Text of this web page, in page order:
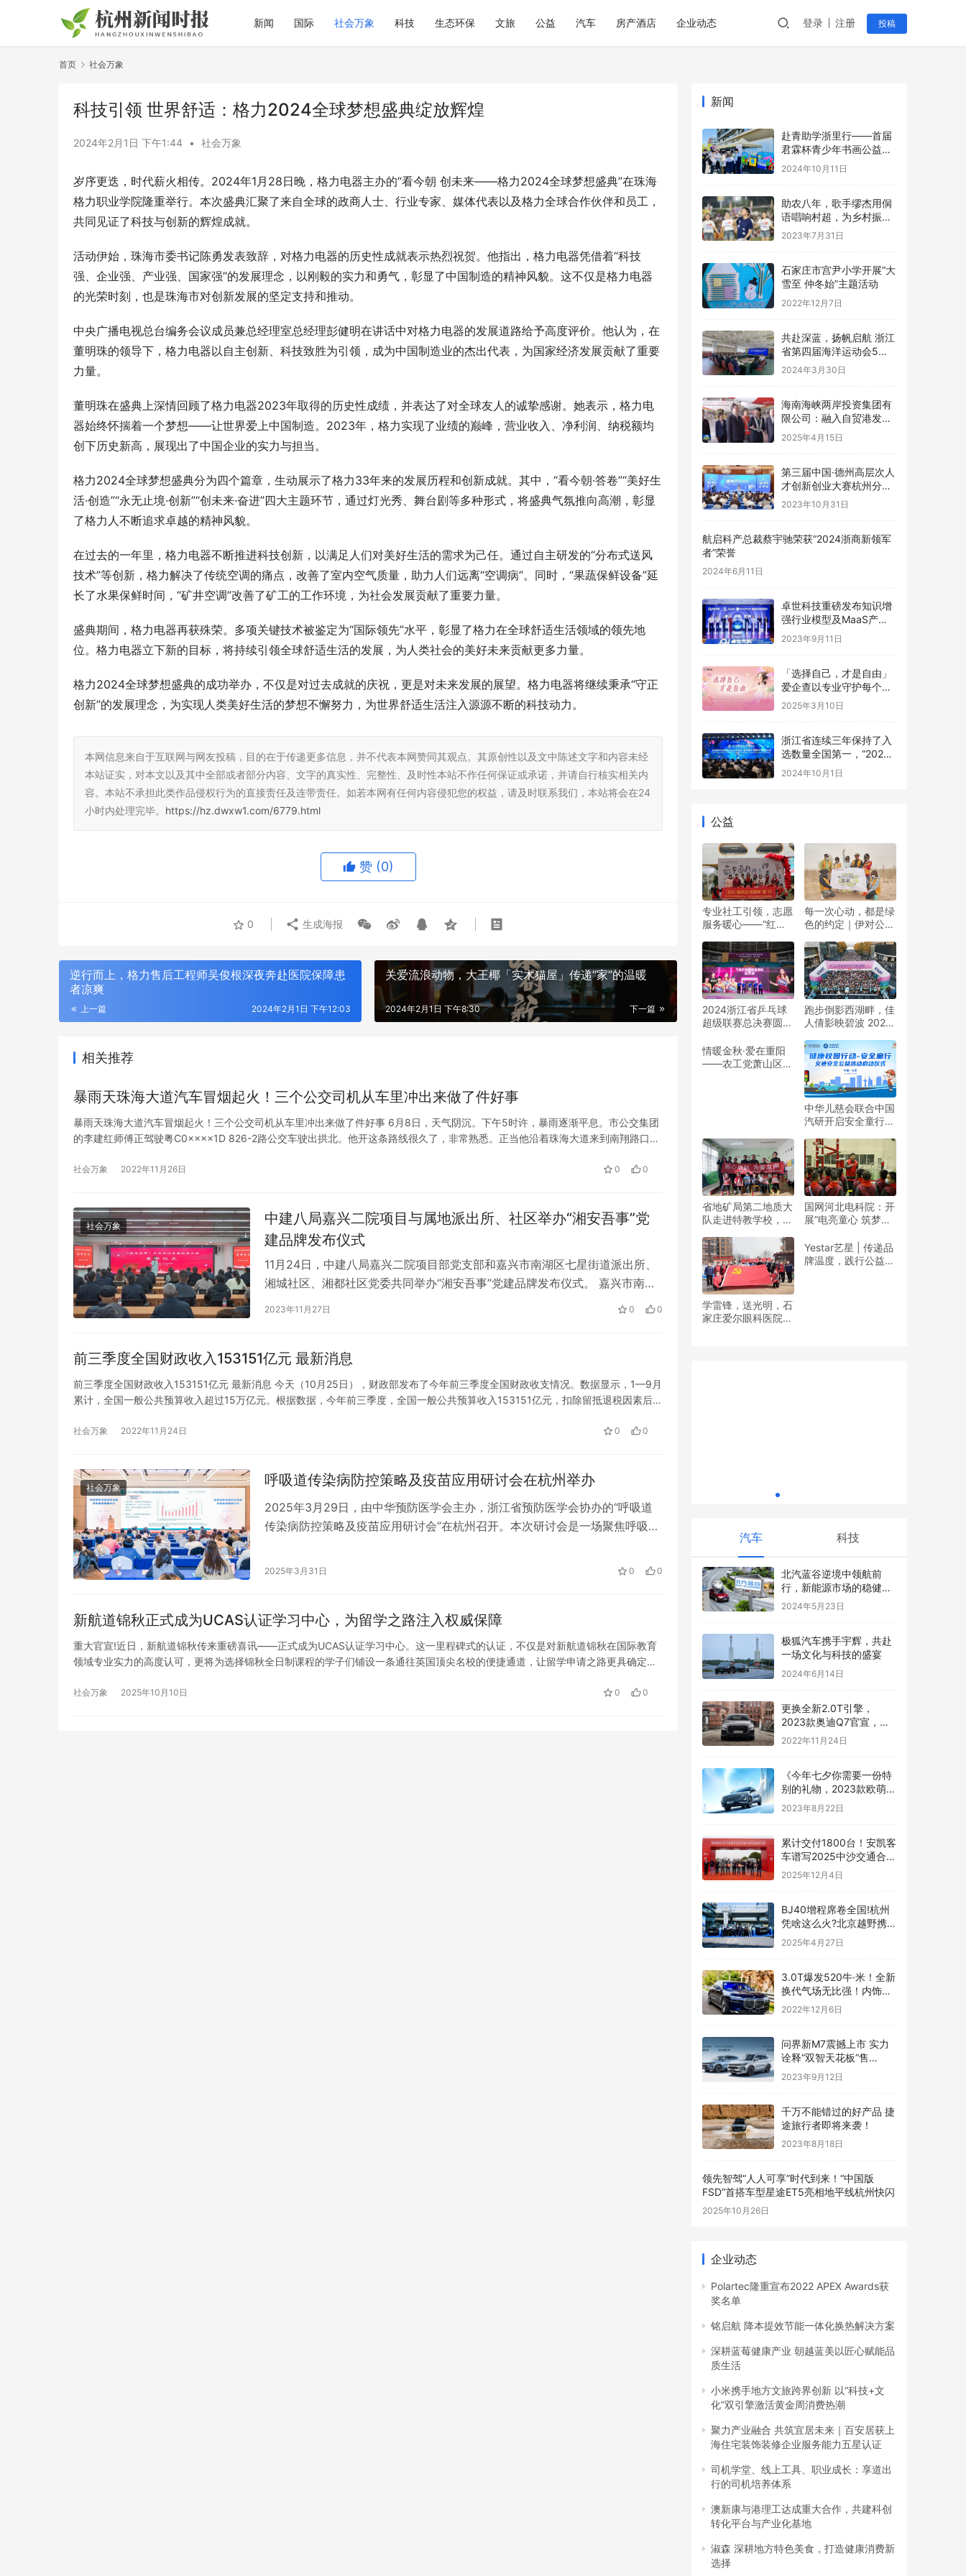
新闻 国际 社会万象 科技 生态环保 文旅 公益 汽车 房产酒店 企业动态 登录 注册 投稿
首页 社会万象
科技引领 世界舒适：格力2024全球梦想盛典绽放辉煌
2024年2月1日 下午1:44 • 社会万象
岁序更迭，时代薪火相传。2024年1月28日晚，格力电器主办的“看今朝 创未来——格力2024全球梦想盛典”在珠海
格力职业学院隆重举行。本次盛典汇聚了来自全球的政商人士、行业专家、媒体代表以及格力全球合作伙伴和员工，
共同见证了科技与创新的辉煌成就。
活动伊始，珠海市委书记陈勇发表致辞，对格力电器的历史性成就表示热烈祝贺。他指出，格力电器凭借着“科技
强、企业强、产业强、国家强”的发展理念，以刚毅的实力和勇气，彰显了中国制造的精神风貌。这不仅是格力电器
的光荣时刻，也是珠海市对创新发展的坚定支持和推动。
中央广播电视总台编务会议成员兼总经理室总经理彭健明在讲话中对格力电器的发展道路给予高度评价。他认为，在
董明珠的领导下，格力电器以自主创新、科技致胜为引领，成为中国制造业的杰出代表，为国家经济发展贡献了重要
力量。
董明珠在盛典上深情回顾了格力电器2023年取得的历史性成绩，并表达了对全球友人的诚挚感谢。她表示，格力电
器始终怀揣着一个梦想——让世界爱上中国制造。2023年，格力实现了业绩的巅峰，营业收入、净利润、纳税额均
创下历史新高，展现出了中国企业的实力与担当。
格力2024全球梦想盛典分为四个篇章，生动展示了格力33年来的发展历程和创新成就。其中，“看今朝·答卷”“美好生
活·创造”“永无止境·创新”“创未来·奋进”四大主题环节，通过灯光秀、舞台剧等多种形式，将盛典气氛推向高潮，彰显
了格力人不断追求卓越的精神风貌。
在过去的一年里，格力电器不断推进科技创新，以满足人们对美好生活的需求为己任。通过自主研发的“分布式送风
技术”等创新，格力解决了传统空调的痛点，改善了室内空气质量，助力人们远离“空调病”。同时，“果蔬保鲜设备”延
长了水果保鲜时间，“矿井空调”改善了矿工的工作环境，为社会发展贡献了重要力量。
盛典期间，格力电器再获殊荣。多项关键技术被鉴定为“国际领先”水平，彰显了格力在全球舒适生活领域的领先地
位。格力电器立下新的目标，将持续引领全球舒适生活的发展，为人类社会的美好未来贡献更多力量。
格力2024全球梦想盛典的成功举办，不仅是对过去成就的庆祝，更是对未来发展的展望。格力电器将继续秉承“守正
创新”的发展理念，为实现人类美好生活的梦想不懈努力，为世界舒适生活注入源源不断的科技动力。
本网信息来自于互联网与网友投稿，目的在于传递更多信息，并不代表本网赞同其观点。其原创性以及文中陈述文字和内容未经
本站证实，对本文以及其中全部或者部分内容、文字的真实性、完整性、及时性本站不作任何保证或承诺，并请自行核实相关内
容。本站不承担此类作品侵权行为的直接责任及连带责任。如若本网有任何内容侵犯您的权益，请及时联系我们，本站将会在24
小时内处理完毕。 https://hz.dwxw1.com/6779.html
赞 (0)
0 生成海报
逆行而上，格力售后工程师吴俊根深夜奔赴医院保障患
者凉爽
上一篇 2024年2月1日 下午12:03
关爱流浪动物，大王椰「实木猫屋」传递“家”的温暖
下一篇
2024年2月1日 下午8:30
相关推荐
暴雨天珠海大道汽车冒烟起火！三个公交司机从车里冲出来做了件好事
暴雨天珠海大道汽车冒烟起火！三个公交司机从车里冲出来做了件好事 6月8日，天气阴沉。下午5时许，暴雨逐渐平息。市公交集团
的李建红师傅正驾驶粤C0××××1D 826-2路公交车驶出拱北。他开这条路线很久了，非常熟悉。正当他沿着珠海大道来到南翔路口公
社会万象 2022年11月26日 0 0
社会万象
中建八局嘉兴二院项目与属地派出所、社区举办“湘安吾事”党
建品牌发布仪式
11月24日，中建八局嘉兴二院项目部党支部和嘉兴市南湖区七星街道派出所、
湘城社区、湘都社区党委共同举办“湘安吾事”党建品牌发布仪式。 嘉兴市南湖
区委常委、湘家荡区域（七星街道）党工委书记何珊瑚，南湖区副区长、公安
瑚表示，在…
2023年11月27日 0 0
前三季度全国财政收入153151亿元 最新消息
前三季度全国财政收入153151亿元 最新消息 今天（10月25日），财政部发布了今年前三季度全国财政收支情况。数据显示，1—9月
累计，全国一般公共预算收入超过15万亿元。根据数据，今年前三季度，全国一般公共预算收入153151亿元，扣除留抵退税因素后增
社会万象 2022年11月24日 0 0
社会万象 呼吸道传染病防控策略及疫苗应用研讨会在杭州举办
2025年3月29日，由中华预防医学会主办，浙江省预防医学会协办的“呼吸道
传染病防控策略及疫苗应用研讨会”在杭州召开。本次研讨会是一场聚焦呼吸道
染病的预防意识。会议汇聚了众多国内外知名专家学者、疾病预防控制领域相
2025年3月31日 0 0
新航道锦秋正式成为UCAS认证学习中心，为留学之路注入权威保障
重大官宣!近日，新航道锦秋传来重磅喜讯——正式成为UCAS认证学习中心。这一里程碑式的认证，不仅是对新航道锦秋在国际教育
领域专业实力的高度认可，更将为选择锦秋全日制课程的学子们铺设一条通往英国顶尖名校的便捷通道，让留学申请之路更具确定性
社会万象 2025年10月10日 0 0
新闻
赴青助学浙里行——首届
君霖杯青少年书画公益大
赛（青海站） –海西州中
小学生书画大赛公益活动
2024年10月11日
助农八年，歌手缪杰用侗
语唱响村超，为乡村振兴
呐喊助威
2023年7月31日
石家庄市宫尹小学开展“大
雪至 仲冬始”主题活动
2022年12月7日
共赴深蓝，扬帆启航 浙江
省第四届海洋运动会5月
舟山嵊泗举办
2024年3月30日
海南海峡两岸投资集团有
限公司：融入自贸港发
展，共筑产业新未来
2025年4月15日
第三届中国·德州高层次人
才创新创业大赛杭州分赛
成功举办
2023年10月31日
航启科产总裁蔡宇驰荣获“2024浙商新领军
者”荣誉
2024年6月11日
卓世科技重磅发布知识增
强行业模型及MaaS产品
系列 引领企业数字化变革
新潮流
2023年9月11日
「选择自己，才是自由」
爱企查以专业守护每个选
择
2025年3月10日
浙江省连续三年保持了入
选数量全国第一，“2024
数字贸易系列评选”在杭州
2024年10月1日
公益
专业社工引领，志愿
服务暖心——“红心”
每一次心动，都是绿
色的约定｜伊对公益
双向奔赴
2024浙江省乒乓球
超级联赛总决赛圆满
跑步倒影西湖畔，佳
人倩影映碧波 2024
靓丽开赛
情暖金秋·爱在重阳
——农工党萧山区基
中华儿慈会联合中国
汽研开启安全童行公
省地矿局第二地质大
队走进特教学校，暖
国网河北电科院：开
展“电亮童心 筑梦未
学雷锋，送光明，石
家庄爱尔眼科医院党
Yestar艺星 | 传递品
牌温度，践行公益之
领导力提升之澳门之旅
空梭行特展
汽车 科技
北汽蓝谷逆境中领航前
行，新能源市场的稳健舵
手
2024年5月23日
​极狐汽车携手宇辉，共赴
一场文化与科技的盛宴
2024年6月14日
更换全新2.0T引擎，
2023款奥迪Q7官宣，配
真四驱，售价63.28
2022年11月24日
《今年七夕你需要一份特
别的礼物，2023款欧萌达
浪漫之选》
2023年8月22日
累计交付1800台！安凯客
车谱写2025中沙交通合作
新篇章
2025年12月4日
BJ40增程席卷全国!杭州
凭啥这么火?北京越野携
专属礼遇向车主 “表白”
2025年4月27日
3.0T爆发520牛·米！全新
换代气场无比强！内饰跟
S级正面刚！
2022年12月6日
问界新M7震撼上市 实力
诠释“双智天花板”售
24.98万起
2023年9月12日
千万不能错过的好产品 捷
途旅行者即将来袭！
2023年8月18日
领先智驾“人人可享”时代到来！“中国版
FSD”首搭车型星途ET5亮相地平线杭州快闪
2025年10月26日
企业动态
Polartec隆重宣布2022 APEX Awards获
奖名单
铭启航 降本提效节能一体化换热解决方案
深耕蓝莓健康产业 朝越蓝美以匠心赋能品
质生活
小米携手地方文旅跨界创新 以“科技+文
化”双引擎激活黄金周消费热潮
聚力产业融合 共筑宜居未来｜百安居获上
海住宅装饰装修企业服务能力五星认证
司机学堂、线上工具、职业成长：享道出
行的司机培养体系
澳新康与港理工达成重大合作，共建科创
转化平台与产业化基地
淑森 深耕地方特色美食，打造健康消费新
选择